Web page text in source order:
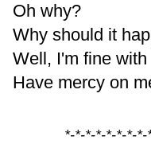
Oh why?
Why should it
Well, I'm fine with
Have mercy on
*-*-*-*-*-*-*-*-*-*-